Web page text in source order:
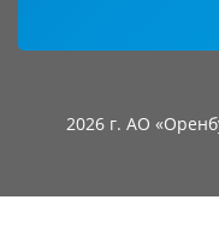
2026 г. АО